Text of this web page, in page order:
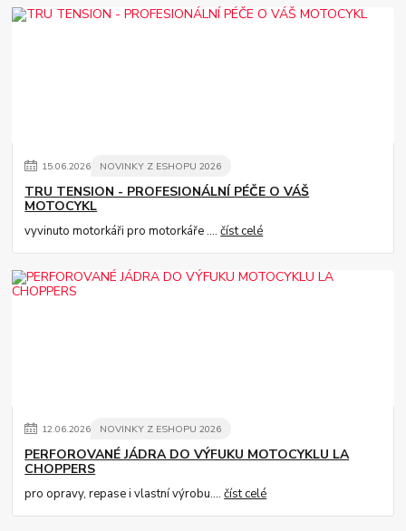
15.06.2026 NOVINKY Z ESHOPU 2026
TRU TENSION - PROFESIONÁLNÍ PÉČE O VÁŠ
MOTOCYKL
vyvinuto motorkáři pro motorkáře ....číst celé
12.06.2026 NOVINKY Z ESHOPU 2026
PERFOROVANÉ JÁDRA DO VÝFUKU MOTOCYKLU LA
CHOPPERS
pro opravy, repase i vlastní výrobu....číst celé